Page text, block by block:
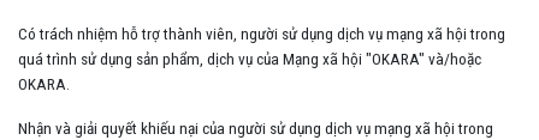
Có trách nhiệm hỗ trợ thành viên, người sử dụng dịch vụ mạng xã hội trong
quá trình sử dụng sản phẩm, dịch vụ của Mạng xã hội "OKARA" và/hoặc
OKARA.
Nhận và giải quyết khiếu nại của người sử dụng dịch vụ mạng xã hội trong